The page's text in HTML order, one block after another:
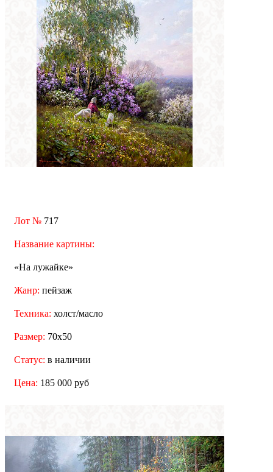
Лот № 717
Название картины:
«На лужайке»
Жанр: пейзаж
Техника: холст/масло
Размер: 70x50
Статус: в наличии
Цена: 185 000 руб